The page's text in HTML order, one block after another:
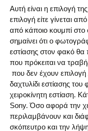
Αυτή είναι η επιλογή
επιλογή είτε γίνεται
από κάποιο κουμπί
σημαίνει ότι ο
εστίασης στον φακό θα
που πρόκειται να
που δεν έχουν
δαχτυλίδι εστίασης
χειροκίνητη εστίαση.
Sony. Όσο αφορά την
περιλαμβάνουν και
σκόπευτρο και την